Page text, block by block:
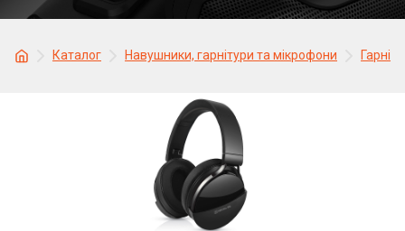
Каталог Навушники, гарнітури та мікрофони